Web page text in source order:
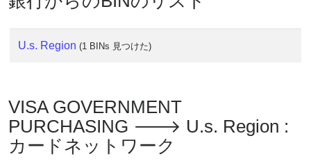
Checker
/
Validator
U.s. Region (1 BINs 見つけた)
VISA GOVERNMENT
PURCHASING 🡒 U.s. Region :
カードネットワーク